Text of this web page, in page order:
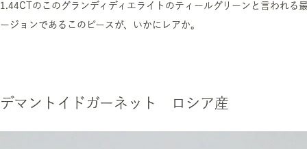
1.44CTのこのグランディディエライトのティールグリーンと言われる
ージョンであるこのピースが、いかにレアか。
デマントイドガーネット ロシア産